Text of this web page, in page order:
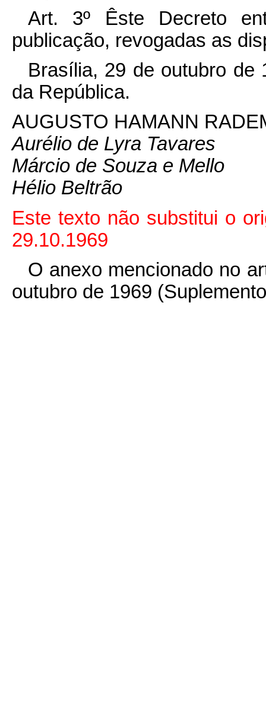
Art. 3º Êste Decreto
publicação, revogadas as
Brasília, 29 de outubro de
da República.
AUGUSTO HAMANN
Aurélio de Lyra Tavares
Márcio de Souza e Mello
Hélio Beltrão
Este texto não substitui o
29.10.1969
O anexo mencionado no
outubro de 1969